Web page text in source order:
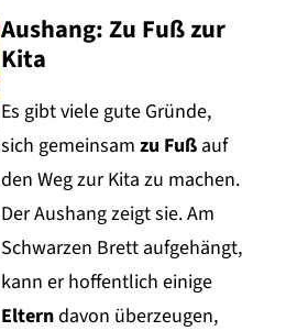
Aushang: Zu Fuß zur
Kita
Es gibt viele gute Gründe,
sich gemeinsam zu Fuß auf
den Weg zur Kita zu machen.
Der Aushang zeigt sie. Am
Schwarzen Brett aufgehängt,
kann er hoffentlich einige
Elterndavon überzeugen,